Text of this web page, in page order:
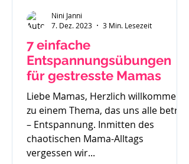
7 einfache
Entspannungsübungen
für gestresste Mamas
Liebe Mamas, Herzlich willkommen
zu einem Thema, das uns alle betrifft
– Entspannung. Inmitten des
chaotischen Mama-Alltags
vergessen wir...
Nini Janni
7. Dez. 2023
3 Min. Lesezeit